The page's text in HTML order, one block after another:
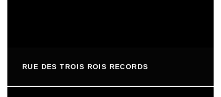
RUE DES TROIS ROIS RECORDS